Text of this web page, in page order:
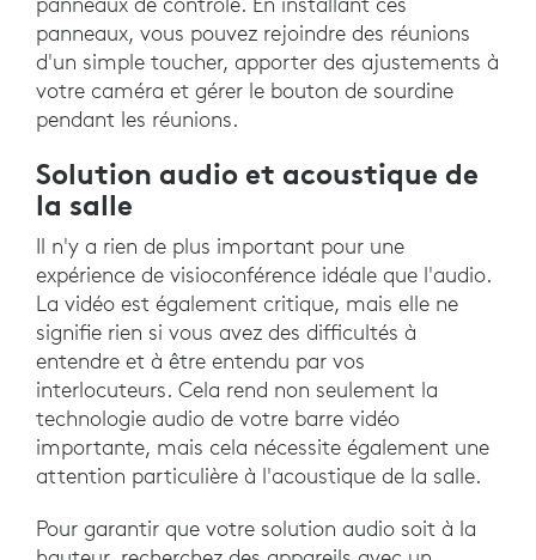
panneaux, vous pouvez rejoindre des réunions
d'un simple toucher, apporter des ajustements à
votre caméra et gérer le bouton de sourdine
pendant les réunions.
Solution audio et acoustique de
la salle
Il n'y a rien de plus important pour une
expérience de visioconférence idéale que l'audio.
La vidéo est également critique, mais elle ne
signifie rien si vous avez des difficultés à
entendre et à être entendu par vos
interlocuteurs. Cela rend non seulement la
technologie audio de votre barre vidéo
importante, mais cela nécessite également une
attention particulière à l'acoustique de la salle.
Pour garantir que votre solution audio soit à la